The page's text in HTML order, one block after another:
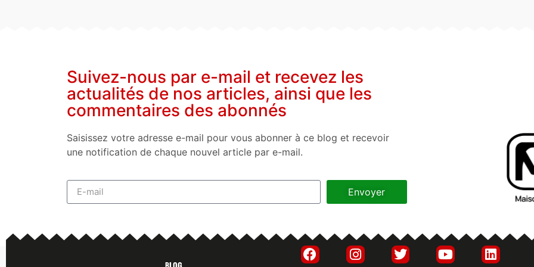
Suivez-nous par e-mail et recevez les
actualités de nos articles, ainsi que les
commentaires des abonnés
Saisissez votre adresse e-mail pour vous abonner à ce blog et recevoir
une notification de chaque nouvel article par e-mail.
Envoyer